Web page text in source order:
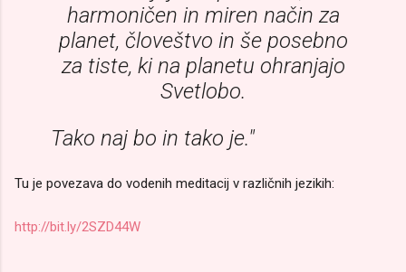
harmoničen in miren način za
planet, človeštvo in še posebno
za tiste, ki na planetu ohranjajo
Svetlobo.
Tako naj bo in tako je."
Tu je povezava do vodenih meditacij v različnih jezikih:
http://bit.ly/2SZD44W